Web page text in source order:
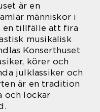
är en
människor i
en tillfälle att fira
musikalisk
Konserthuset
körer och
julklassiker och
är en tradition
och lockar